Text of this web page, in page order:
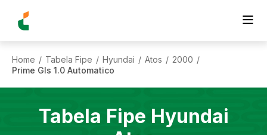
Home / Tabela Fipe / Hyundai / Atos / 2000 /
Prime Gls 1.0 Automatico
Tabela Fipe Hyundai